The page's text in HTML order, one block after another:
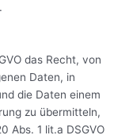
das Recht, von
Daten, in
die Daten einem
zu übermitteln,
Abs. 1 lit.a DSGVO